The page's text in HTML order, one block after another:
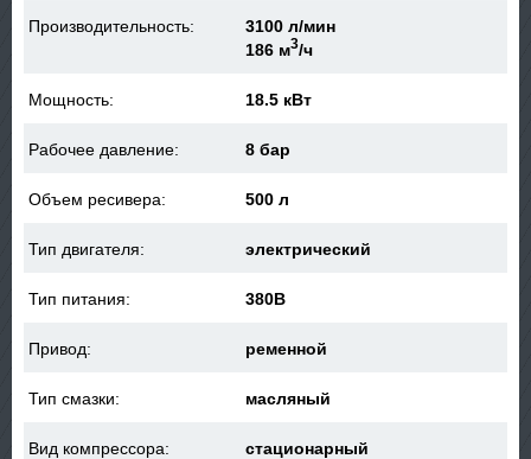
Производительность:
3100 л/мин
186 м3/ч
Мощность: 18.5 кВт
Рабочее давление: 8 бар
Объем ресивера: 500 л
Тип двигателя: электрический
Тип питания: 380В
Привод: ременной
Тип смазки: масляный
Вид компрессора: стационарный